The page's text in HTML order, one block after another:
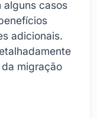
alguns casos
adicionais.
migração